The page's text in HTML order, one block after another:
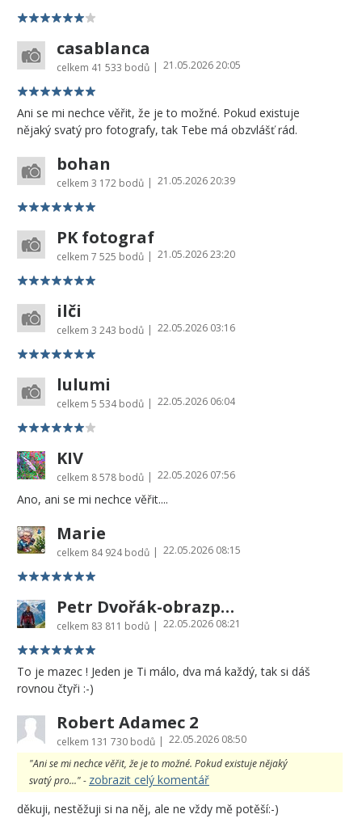
casablanca
celkem 41 533 bodů | 21.05.2026 20:05
Ani se mi nechce věřit, že je to možné. Pokud existuje
nějaký svatý pro fotografy, tak Tebe má obzvlášť rád.
bohan
celkem 3 172 bodů | 21.05.2026 20:39
PK fotograf
celkem 7 525 bodů | 21.05.2026 23:20
ilči
celkem 3 243 bodů | 22.05.2026 03:16
lulumi
celkem 5 534 bodů | 22.05.2026 06:04
KIV
celkem 8 578 bodů | 22.05.2026 07:56
Ano, ani se mi nechce věřit....
Marie
celkem 84 924 bodů | 22.05.2026 08:15
Petr Dvořák-obrazprovas.cz
celkem 83 811 bodů | 22.05.2026 08:21
To je mazec ! Jeden je Ti málo, dva má každý, tak si dáš
rovnou čtyři :-)
Robert Adamec 2
celkem 131 730 bodů | 22.05.2026 08:50
"Ani se mi nechce věřit, že je to možné. Pokud existuje nějaký
svatý pro..." - zobrazit celý komentář
děkuji, nestěžuji si na něj, ale ne vždy mě potěší:-)